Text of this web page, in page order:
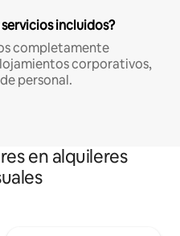
incluidos?
completamente
corporativos,
personal.
en alquileres